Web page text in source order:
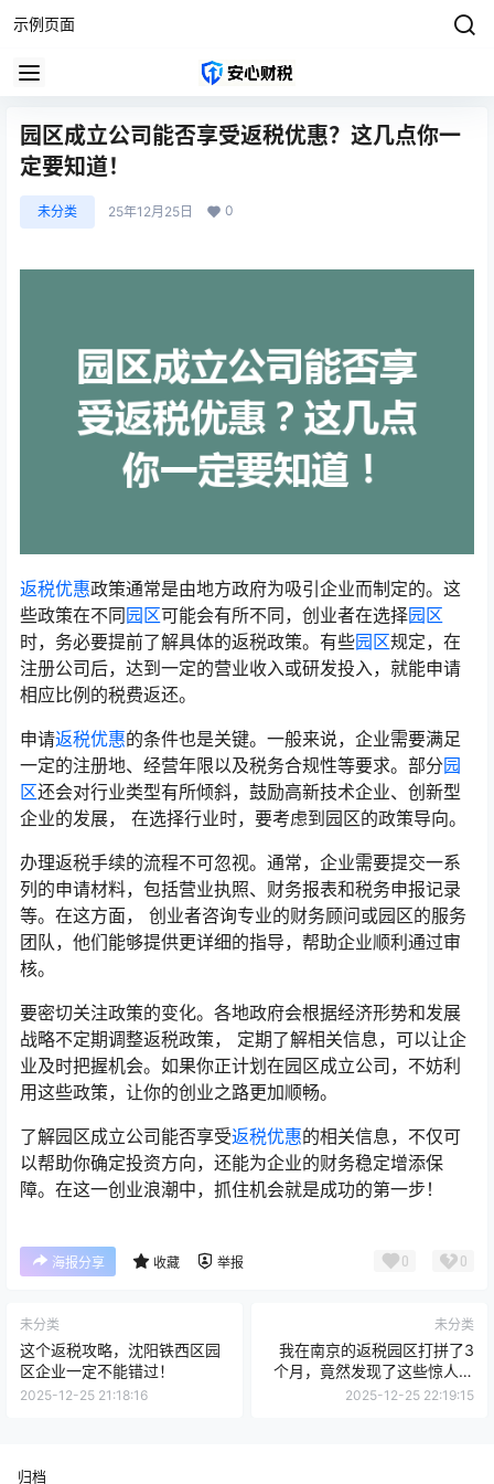
示例页面
园区成立公司能否享受返税优惠？这几点你一
定要知道！
未分类 25年12月25日 0
返税优惠政策通常是由地方政府为吸引企业而制定的。这
些政策在不同园区可能会有所不同，创业者在选择园区
时，务必要提前了解具体的返税政策。有些园区规定，在
注册公司后，达到一定的营业收入或研发投入，就能申请
相应比例的税费返还。
申请返税优惠的条件也是关键。一般来说，企业需要满足
一定的注册地、经营年限以及税务合规性等要求。部分园
区还会对行业类型有所倾斜，鼓励高新技术企业、创新型
企业的发展， 在选择行业时，要考虑到园区的政策导向。
办理返税手续的流程不可忽视。通常，企业需要提交一系
列的申请材料，包括营业执照、财务报表和税务申报记录
等。在这方面， 创业者咨询专业的财务顾问或园区的服务
团队，他们能够提供更详细的指导，帮助企业顺利通过审
核。
要密切关注政策的变化。各地政府会根据经济形势和发展
战略不定期调整返税政策， 定期了解相关信息，可以让企
业及时把握机会。如果你正计划在园区成立公司，不妨利
用这些政策，让你的创业之路更加顺畅。
了解园区成立公司能否享受返税优惠的相关信息，不仅可
以帮助你确定投资方向，还能为企业的财务稳定增添保
障。在这一创业浪潮中，抓住机会就是成功的第一步！
海报分享 收藏 举报 0 0
未分类
这个返税攻略，沈阳铁西区园
区企业一定不能错过！
2025-12-25 21:18:16
未分类
我在南京的返税园区打拼了3
个月，竟然发现了这些惊人的
秘密！
2025-12-25 22:19:15
归档